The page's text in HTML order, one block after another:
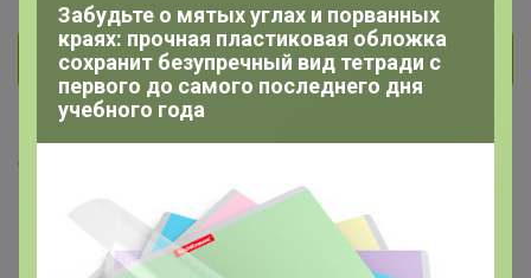
Личное сообщение
Медали
Забудьте о мятых углах и порванных
краях: прочная пластиковая обложка
сохранит безупречный вид тетради с
первого до самого последнего дня
учебного года